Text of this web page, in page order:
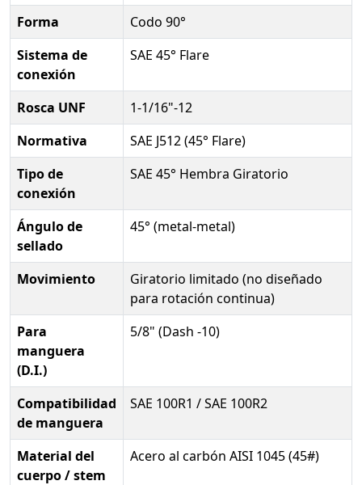
Forma
Codo 90°
Sistema de
conexión
SAE 45° Flare
Rosca UNF
1-1/16"-12
Normativa
SAE J512 (45° Flare)
Tipo de
conexión
SAE 45° Hembra Giratorio
Ángulo de
sellado
45° (metal-metal)
Movimiento
Giratorio limitado (no diseñado
para rotación continua)
Para
manguera
(D.I.)
5/8" (Dash -10)
Compatibilidad
de manguera
SAE 100R1 / SAE 100R2
Material del
cuerpo / stem
Acero al carbón AISI 1045 (45#)